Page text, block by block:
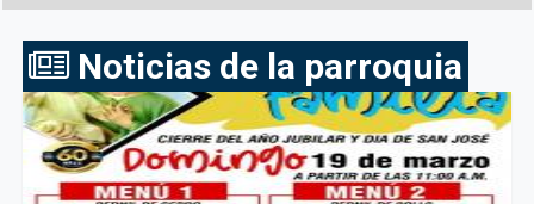
Noticias de la parroquia